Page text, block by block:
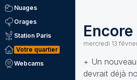
Nuages
Orages
Station Paris
Votre quartier
Webcams
mercredi 13
+ Un
devrait déjà